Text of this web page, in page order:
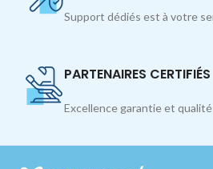
Support dédiés est à votre
PARTENAIRES CERTIFIÉS
Excellence garantie et